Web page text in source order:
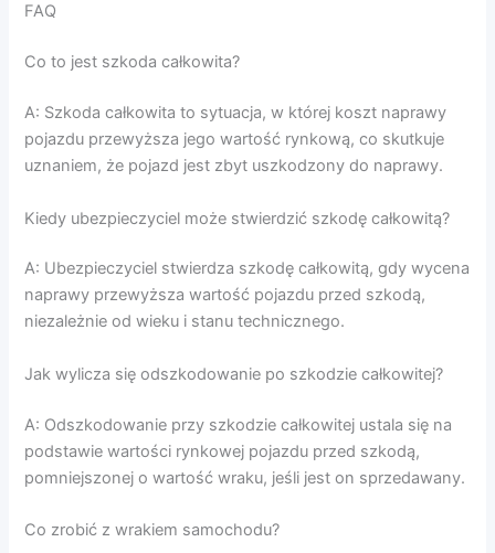
FAQ
Co to jest szkoda całkowita?
A: Szkoda całkowita to sytuacja, w której koszt naprawy
pojazdu przewyższa jego wartość rynkową, co skutkuje
uznaniem, że pojazd jest zbyt uszkodzony do naprawy.
Kiedy ubezpieczyciel może stwierdzić szkodę całkowitą?
A: Ubezpieczyciel stwierdza szkodę całkowitą, gdy wycena
naprawy przewyższa wartość pojazdu przed szkodą,
niezależnie od wieku i stanu technicznego.
Jak wylicza się odszkodowanie po szkodzie całkowitej?
A: Odszkodowanie przy szkodzie całkowitej ustala się na
podstawie wartości rynkowej pojazdu przed szkodą,
pomniejszonej o wartość wraku, jeśli jest on sprzedawany.
Co zrobić z wrakiem samochodu?